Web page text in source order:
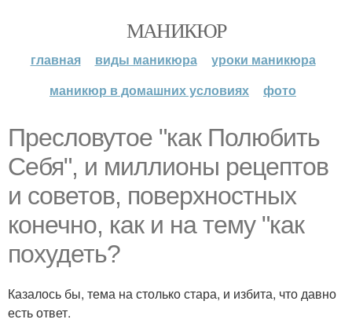
МАНИКЮР
главная виды маникюра
уроки маникюра
маникюр в домашних условиях
фото
Пресловутое "как Полюбить
Себя", и миллионы рецептов
и советов, поверхностных
конечно, как и на тему "как
похудеть?
Казалось бы, тема на столько стара, и избита, что давно
есть ответ.